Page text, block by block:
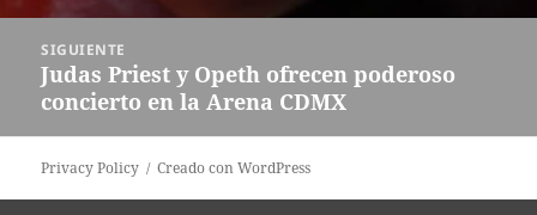
SIGUIENTE
Siguiente
entrada:
Judas Priest y Opeth ofrecen poderoso
concierto en la Arena CDMX
Privacy Policy Creado con WordPress